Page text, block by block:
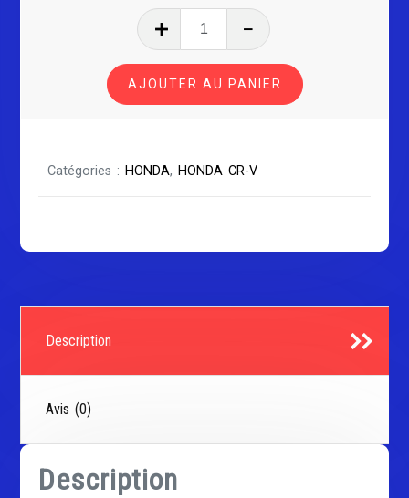
quantité
HONDA
CR-
V
AJOUTER AU PANIER
Catégories : HONDA, HONDA CR-V
Description
Avis (0)
Description